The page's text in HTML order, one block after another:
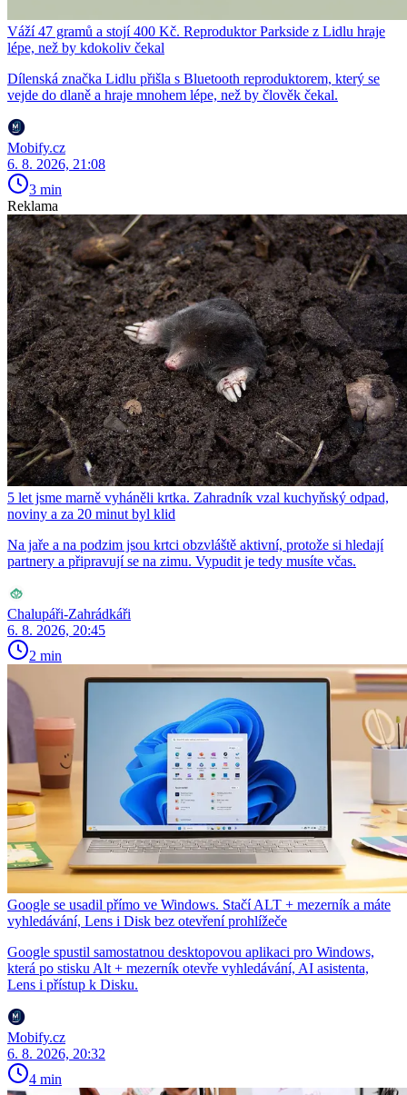
Váží 47 gramů a stojí 400 Kč. Reproduktor Parkside z Lidlu hraje
lépe, než by kdokoliv čekal
Dílenská značka Lidlu přišla s Bluetooth reproduktorem, který se
vejde do dlaně a hraje mnohem lépe, než by člověk čekal.
Mobify.cz
6. 8. 2026, 21:08
3 min
Reklama
5 let jsme marně vyháněli krtka. Zahradník vzal kuchyňský odpad,
noviny a za 20 minut byl klid
Na jaře a na podzim jsou krtci obzvláště aktivní, protože si hledají
partnery a připravují se na zimu. Vypudit je tedy musíte včas.
Chalupáři-Zahrádkáři
6. 8. 2026, 20:45
2 min
Google se usadil přímo ve Windows. Stačí ALT + mezerník a máte
vyhledávání, Lens i Disk bez otevření prohlížeče
Google spustil samostatnou desktopovou aplikaci pro Windows,
která po stisku Alt + mezerník otevře vyhledávání, AI asistenta,
Lens i přístup k Disku.
Mobify.cz
6. 8. 2026, 20:32
4 min